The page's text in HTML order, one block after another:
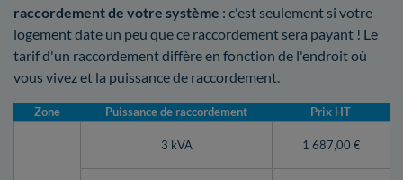
raccordement de votre système : c'est seulement si votre
logement date un peu que ce raccordement sera payant ! Le
tarif d'un raccordement diffère en fonction de l'endroit où
vous vivez et la puissance de raccordement.
Zone Puissance de raccordement Prix HT
3 kVA 1 687,00 €